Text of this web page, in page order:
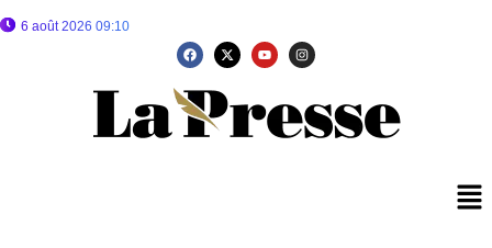
6 août 2026 09:10